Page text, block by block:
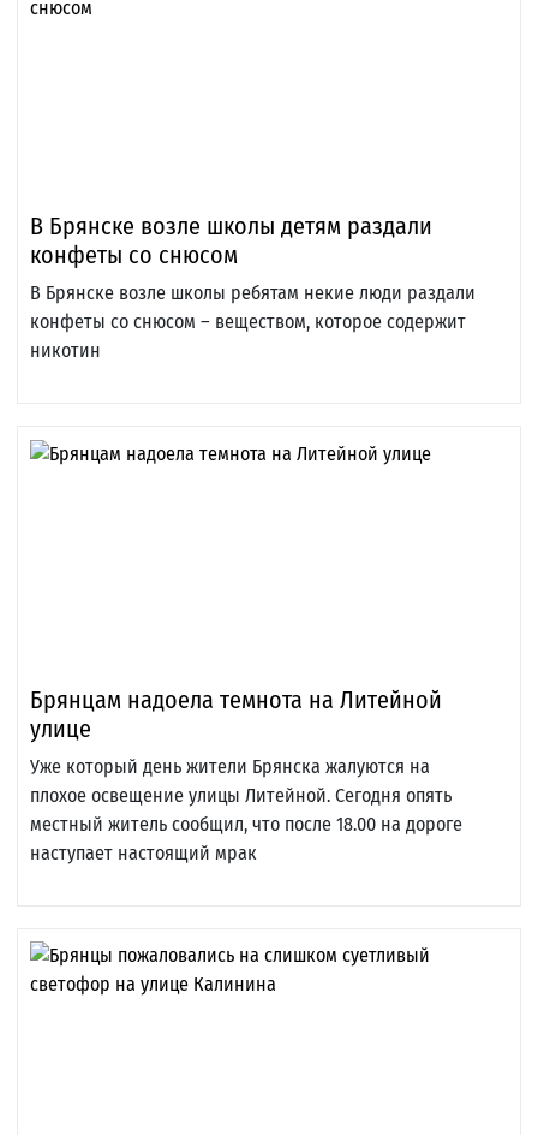
В Брянске возле школы детям раздали
конфеты со снюсом
В Брянске возле школы ребятам некие люди раздали
конфеты со снюсом – веществом, которое содержит
никотин
Брянцам надоела темнота на Литейной
улице
Уже который день жители Брянска жалуются на
плохое освещение улицы Литейной. Сегодня опять
местный житель сообщил, что после 18.00 на дороге
наступает настоящий мрак